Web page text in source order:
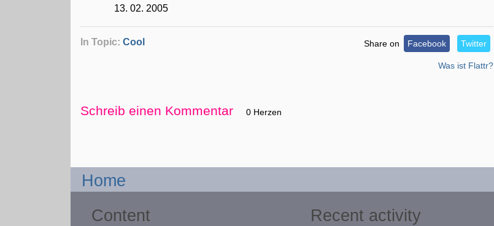
13. 02. 2005
In Topic:Cool Share on Facebook Twitter
Was ist Flattr?
Schreib einen Kommentar 0 Herzen
Home
Content
Recent activity